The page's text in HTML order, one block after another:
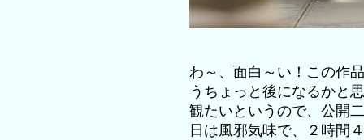
わ～、面白～い！この作
うちょっと後になるかと
観たいというので、公開
日は風邪気味で、２時間